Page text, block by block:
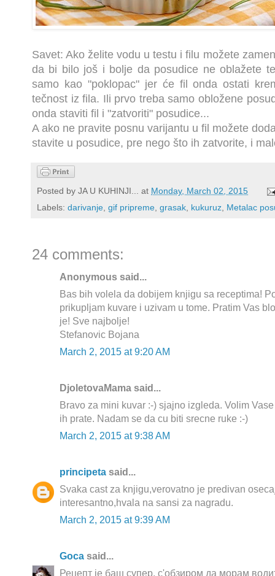
Savet: Ako želite vodu u testu i filu možete
da bi bilo još i bolje da posudice ne oblažete
samo kao "poklopac" jer će fil onda ostati
tečnost iz fila. Ili prvo treba samo obložene
onda staviti fil i "zatvoriti" posudice...
A ako ne pravite posnu varijantu u fil možete
stavite u posudice, pre nego što ih zatvorite, i
Posted by JA U KUHINJI... at Monday, March 02, 2015
Labels: darivanje, gif pripreme, grasak, kukuruz, Metalac
24 comments:
Anonymous said...
Bas bih volela da dobijem knjigu sa receptima!
prikupljam kuvare i uzivam u tome. Pratim Vas
je! Sve najbolje!
Stefanovic Bojana
March 2, 2015 at 9:20 AM
DjoletovaMama said...
Bravo za mini kuvar :-) sjajno izgleda. Volim
ih prate. Nadam se da cu biti srecne ruke :-)
March 2, 2015 at 9:38 AM
principeta said...
Svaka cast za knjigu,verovatno je predivan
interesantno,hvala na sansi za nagradu.
March 2, 2015 at 9:39 AM
Goca said...
Рецепт је баш супер, с'обзиром да морам